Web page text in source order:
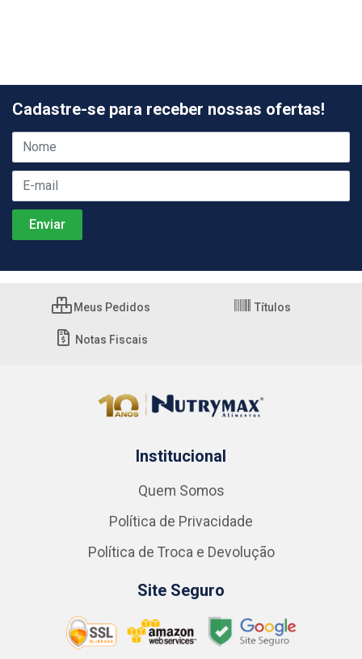
Cadastre-se para receber nossas ofertas!
Meus Pedidos Títulos
Notas Fiscais
Institucional
Quem Somos
Política de Privacidade
Política de Troca e Devolução
Site Seguro